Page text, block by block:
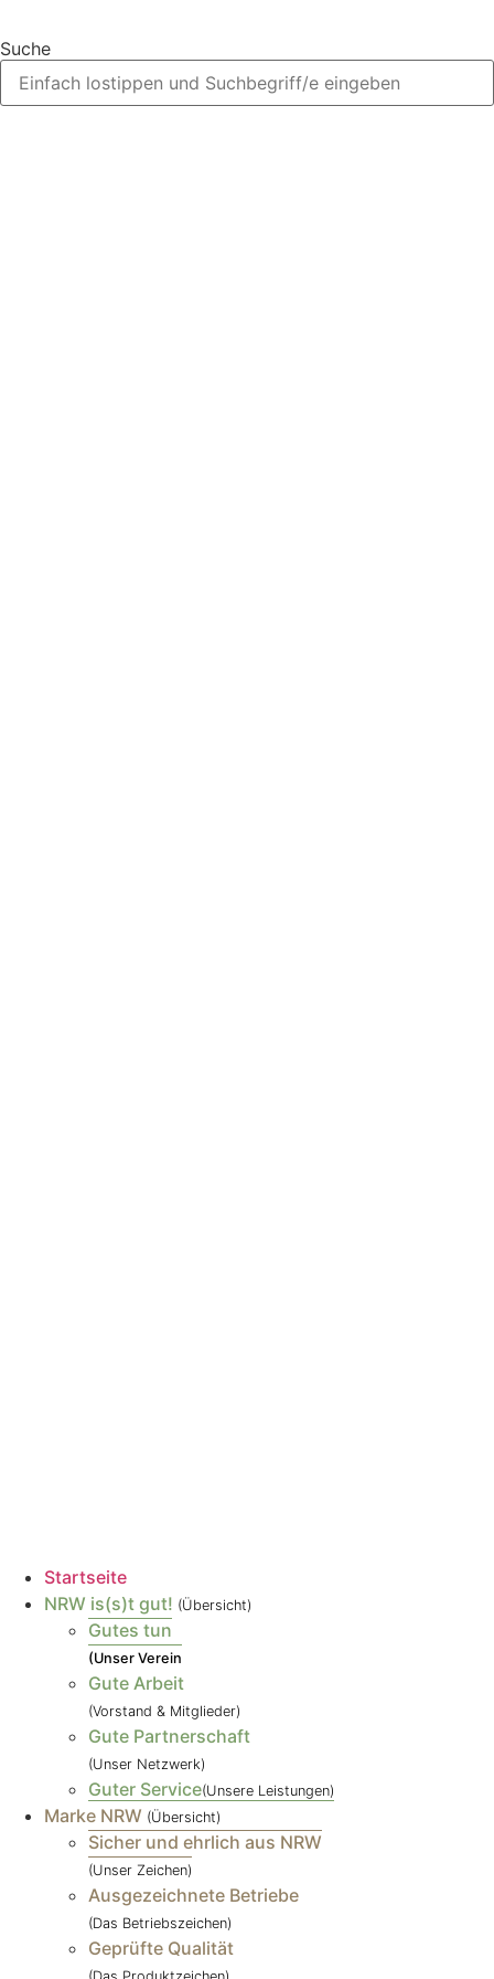
Suche
Startseite
NRW is(s)t gut! (Übersicht)
Gutes tun
(Unser Verein
Gute Arbeit
(Vorstand & Mitglieder)
Gute Partnerschaft
(Unser Netzwerk)
Guter Service(Unsere Leistungen)
Marke NRW (Übersicht)
Sicher und ehrlich aus NRW
(Unser Zeichen)
Ausgezeichnete Betriebe
(Das Betriebszeichen)
Geprüfte Qualität